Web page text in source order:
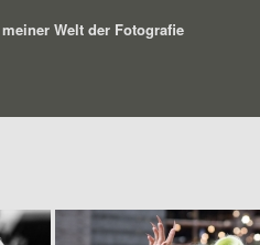
Welt der Fotografie